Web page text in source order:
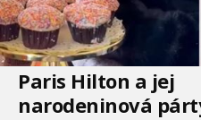
Paris Hilton a jej
narodeninová